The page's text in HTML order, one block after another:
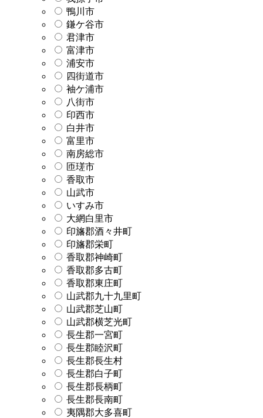
鴨川市
鎌ケ谷市
君津市
富津市
浦安市
四街道市
袖ケ浦市
八街市
印西市
白井市
富里市
南房総市
匝瑳市
香取市
山武市
いすみ市
大網白里市
印旛郡酒々井町
印旛郡栄町
香取郡神崎町
香取郡多古町
香取郡東庄町
山武郡九十九里町
山武郡芝山町
山武郡横芝光町
長生郡一宮町
長生郡睦沢町
長生郡長生村
長生郡白子町
長生郡長柄町
長生郡長南町
夷隅郡大多喜町